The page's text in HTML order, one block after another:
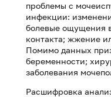
проблемы с
инфекции:
болевые ощущения
контакта; жжение
Помимо данных
беременности;
заболевания
Расшифровка